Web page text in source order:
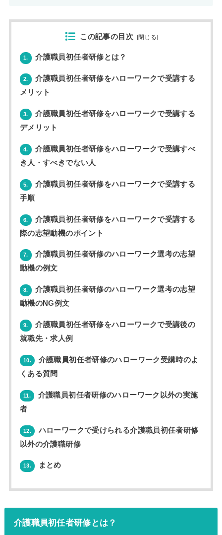
この記事の目次 [閉じる]
1. 介護職員初任者研修とは？
2.
介護職員初任者研修をハローワークで受講する
メリット
3.
介護職員初任者研修をハローワークで受講する
デメリット
4.
介護職員初任者研修をハローワークで受講すべ
き人・すべきでない人
5.
介護職員初任者研修をハローワークで受講する
手順
6.
介護職員初任者研修をハローワークで受講する
際の志望動機のポイント
7.
介護職員初任者研修のハローワーク選考の志望
動機の例文
8.
介護職員初任者研修のハローワーク選考の志望
動機のNG例文
9.
介護職員初任者研修をハローワークで受講後の
就職先・求人例
10.
介護職員初任者研修のハローワーク受講時のよ
くある質問
11.
介護職員初任者研修のハローワーク以外の実施
者
12.
ハローワークで受けられる介護職員初任者研修
以外の介護職研修
13. まとめ
介護職員初任者研修とは？